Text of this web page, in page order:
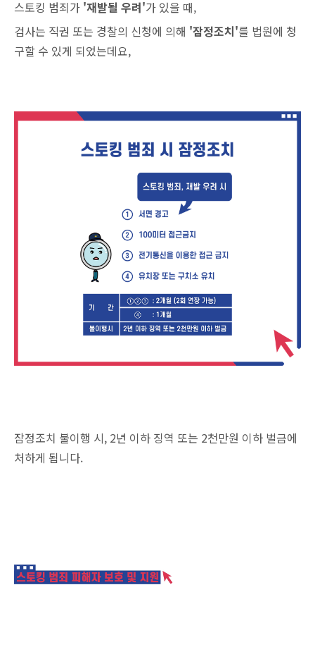
스토킹 범죄가 '재발될 우려'가 있을 때,
검사는 직권 또는 경찰의 신청에 의해 '잠정조치'를 법원에 청
구할 수 있게 되었는데요,
잠정조치 불이행 시, 2년 이하 징역 또는 2천만원 이하 벌금에
처하게 됩니다.